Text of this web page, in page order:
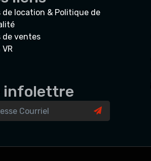
de location & Politique de
de ventes
infolettre